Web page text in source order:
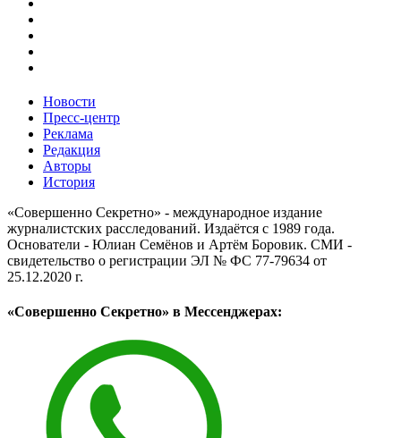
Новости
Пресс-центр
Реклама
Редакция
Авторы
История
«Совершенно Секретно» - международное издание
журналистских расследований. Издаётся с 1989 года.
Основатели - Юлиан Семёнов и Артём Боровик. CМИ -
свидетельство о регистрации ЭЛ № ФС 77-79634 от
25.12.2020 г.
«Совершенно Секретно» в Мессенджерах: